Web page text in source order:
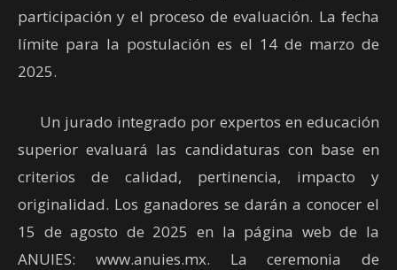
participación y el proceso de evaluación. La fecha
límite para la postulación es el 14 de marzo de
2025.
Un jurado integrado por expertos en educación
superior evaluará las candidaturas con base en
criterios de calidad, pertinencia, impacto y
originalidad. Los ganadores se darán a conocer el
15 de agosto de 2025 en la página web de la
ANUIES: www.anuies.mx. La ceremonia de